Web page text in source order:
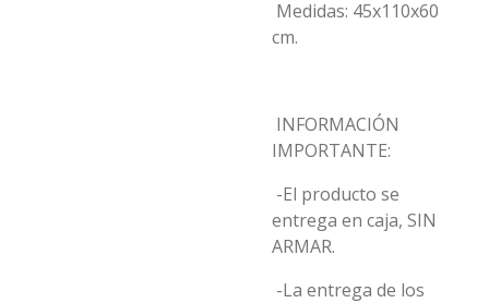
Medidas: 45x110x60
cm.
INFORMACIÓN
IMPORTANTE:
-El producto se
entrega en caja, SIN
ARMAR.
-La entrega de los